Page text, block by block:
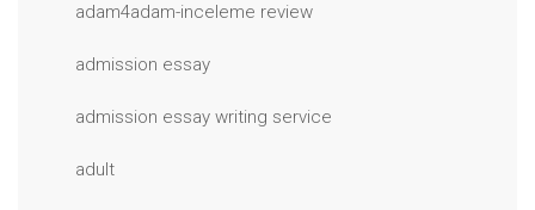
adam4adam-inceleme review
admission essay
admission essay writing service
adult